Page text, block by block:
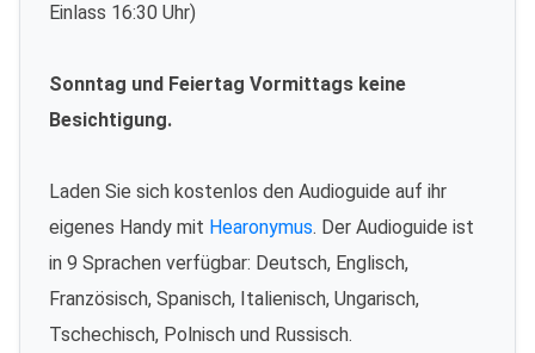
Einlass 16:30 Uhr)
Sonntag und Feiertag Vormittags keine
Besichtigung.
Laden Sie sich kostenlos den Audioguide auf ihr
eigenes Handy mit Hearonymus. Der Audioguide ist
in 9 Sprachen verfügbar: Deutsch, Englisch,
Französisch, Spanisch, Italienisch, Ungarisch,
Tschechisch, Polnisch und Russisch.